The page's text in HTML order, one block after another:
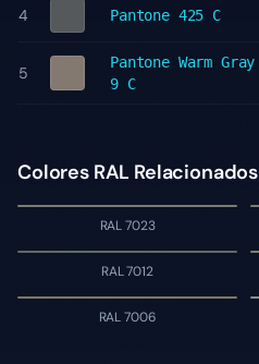
4 Pantone 425 C
5
Pantone Warm Gray
9 C
Colores RAL Relacionados
RAL 7023
RAL 7012
RAL 7006